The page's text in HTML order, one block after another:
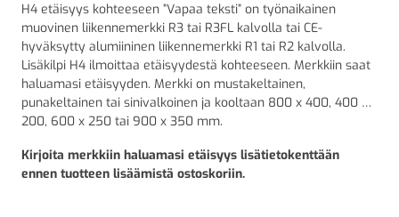
H4 etäisyys kohteeseen ”Vapaa teksti” on työnaikainen
muovinen liikennemerkki R3 tai R3FL kalvolla tai CE-
hyväksytty alumiininen liikennemerkki R1 tai R2 kalvolla.
Lisäkilpi H4 ilmoittaa etäisyydestä kohteeseen. Merkkiin saat
haluamasi etäisyyden. Merkki on mustakeltainen,
punakeltainen tai sinivalkoinen ja kooltaan 800 x 400, 400 x
200, 600 x 250 tai 900 x 350 mm.
Kirjoita merkkiin haluamasi etäisyys lisätietokenttään
ennen tuotteen lisäämistä ostoskoriin.